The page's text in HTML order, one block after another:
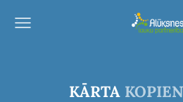
KĀRTA